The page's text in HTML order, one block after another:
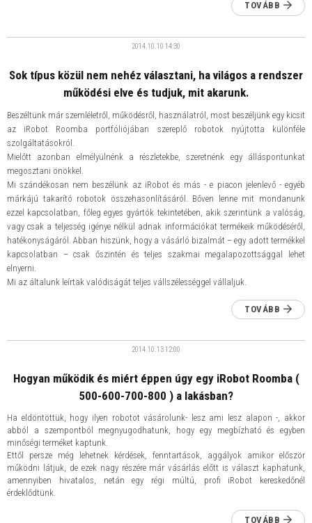
TOVÁBB
Sok típus közül nem nehéz választani, ha világos a rendszer
működési elve és tudjuk, mit akarunk.
2014.10.10 14:30
Beszéltünk már szemléletről, működésről, használatról, most beszéljünk egy kicsit
az iRobot Roomba portfóliójában szereplő robotok nyújtotta különféle
szolgáltatásokról.
Mielőtt azonban elmélyülnénk a részletekbe, szeretnénk egy álláspontunkat
megosztani önökkel.
Mi szándékosan nem beszélünk az iRobot és más - e piacon jelenlevő - egyéb
márkájú takarító robotok összehasonlításáról. Bőven lenne mit mondanunk
ezzel kapcsolatban, főleg egyes gyártók tekintetében, akik szerintünk a valóság,
vagy csak a teljesség igénye nélkül adnak információkat termékeik működéséről,
hatékonyságáról. Abban hiszünk, hogy a vásárló bizalmát – egy adott termékkel
kapcsolatban – csak őszintén és teljes szakmai megalapozottsággal lehet
elnyerni.
Mi az általunk leírtak valódiságát teljes vállszélességgel vállaljuk.
TOVÁBB
Hogyan működik és miért éppen úgy egy iRobot Roomba (
500-600-700-800 ) a lakásban?
2014.10.1312:00
Ha eldöntöttük, hogy ilyen robotot vásárolunk- lesz ami lesz alapon -, akkor
abból a szempontból megnyugodhatunk, hogy egy megbízható és egyben
minőségi terméket kaptunk.
Ettől persze még lehetnek kérdések, fenntartások, aggályok amikor először
működni látjuk, de ezek nagy részére már vásárlás előtt is választ kaphatunk,
amennyiben hivatalos, netán egy régi múltú, profi iRobot kereskedőnél
érdeklődtünk.
TOVÁBB